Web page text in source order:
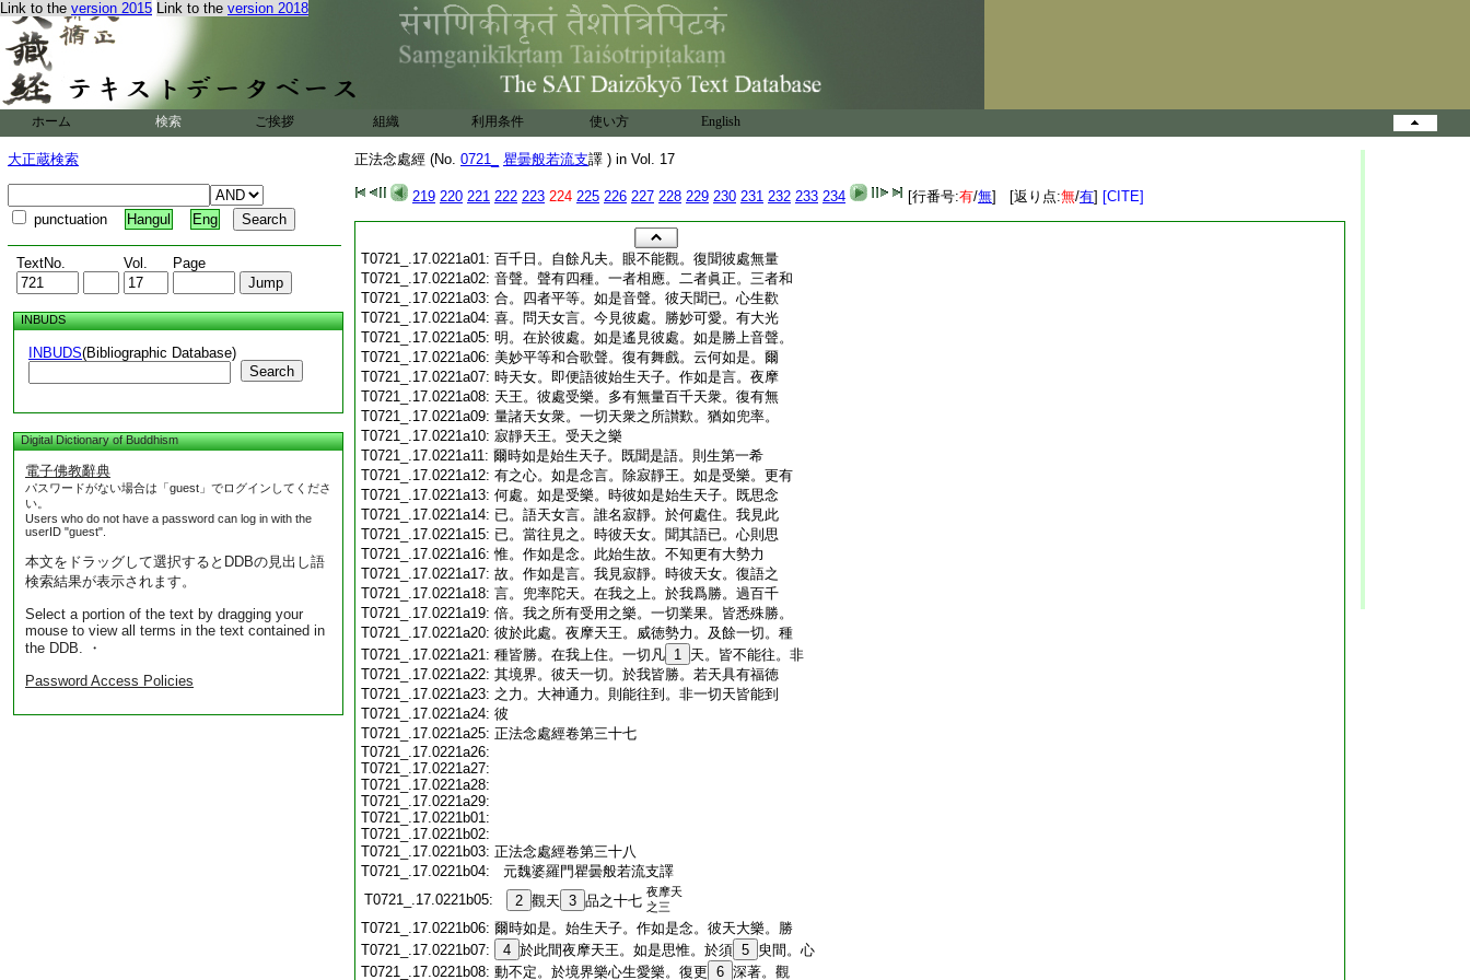
Link to the version 2015 Link to the version 2018
ホーム 検索 ご挨拶 組織 利用条件 使い方 English
大正蔵検索
punctuation Hangul Eng
TextNo. Vol. Page
INBUDS
INBUDS(Bibliographic Database)
Search
Digital Dictionary of Buddhism
電子佛教辭典
パスワードがない場合は「guest」でログインしてくださ
い。
Users who do not have a password can log in with the
userID "guest".
本文をドラッグして選択するとDDBの見出し語
検索結果が表示されます。
Select a portion of the text by dragging your
mouse to view all terms in the text contained in
the DDB. ・
Password Access Policies
正法念處經 (No. 0721_ 瞿曇般若流支譯 ) in Vol. 17
219 220 221 222 223 224 225 226 227 228 229 230 231 232 233 234 [行番号:有/無] [返り点:無/有] [CITE]
T0721_.17.0221a01: 百千日。自餘凡夫。眼不能觀。復聞彼處無量
T0721_.17.0221a02: 音聲。聲有四種。一者相應。二者眞正。三者和
T0721_.17.0221a03: 合。四者平等。如是音聲。彼天聞已。心生歡
T0721_.17.0221a04: 喜。問天女言。今見彼處。勝妙可愛。有大光
T0721_.17.0221a05: 明。在於彼處。如是遙見彼處。如是勝上音聲。
T0721_.17.0221a06: 美妙平等和合歌聲。復有舞戲。云何如是。爾
T0721_.17.0221a07: 時天女。即便語彼始生天子。作如是言。夜摩
T0721_.17.0221a08: 天王。彼處受樂。多有無量百千天衆。復有無
T0721_.17.0221a09: 量諸天女衆。一切天衆之所讃歎。猶如兜率。
T0721_.17.0221a10: 寂靜天王。受天之樂
T0721_.17.0221a11: 爾時如是始生天子。既聞是語。則生第一希
T0721_.17.0221a12: 有之心。如是念言。除寂靜王。如是受樂。更有
T0721_.17.0221a13: 何處。如是受樂。時彼如是始生天子。既思念
T0721_.17.0221a14: 已。語天女言。誰名寂靜。於何處住。我見此
T0721_.17.0221a15: 已。當往見之。時彼天女。聞其語已。心則思
T0721_.17.0221a16:惟。作如是念。此始生故。不知更有大勢力
T0721_.17.0221a17: 故。作如是言。我見寂靜。時彼天女。復語之
T0721_.17.0221a18: 言。兜率陀天。在我之上。於我爲勝。過百千
T0721_.17.0221a19: 倍。我之所有受用之樂。一切業果。皆悉殊勝。
T0721_.17.0221a20: 彼於此處。夜摩天王。威徳勢力。及餘一切。種
T0721_.17.0221a21: 種皆勝。在我上住。一切凡 1 天。皆不能往。非
T0721_.17.0221a22: 其境界。彼天一切。於我皆勝。若天具有福徳
T0721_.17.0221a23: 之力。大神通力。則能往到。非一切天皆能到
T0721_.17.0221a24: 彼
T0721_.17.0221a25: 正法念處經卷第三十七
T0721_.17.0221a26:
T0721_.17.0221a27:
T0721_.17.0221a28:
T0721_.17.0221a29:
T0721_.17.0221b01:
T0721_.17.0221b02:
T0721_.17.0221b03: 正法念處經卷第三十八
T0721_.17.0221b04:
元魏婆羅門瞿曇般若流支譯
T0721_.17.0221b05:
2 觀天 3 品之十七
夜摩天
之三
T0721_.17.0221b06: 爾時如是。始生天子。作如是念。彼天大樂。勝
T0721_.17.0221b07:
4 於此間夜摩天王。如是思惟。於須 5 臾間。心
T0721_.17.0221b08: 動不定。於境界樂心生愛樂。復更 6 深著。觀